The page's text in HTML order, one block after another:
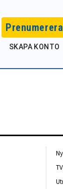
Prenumerera
SKAPA KONTO